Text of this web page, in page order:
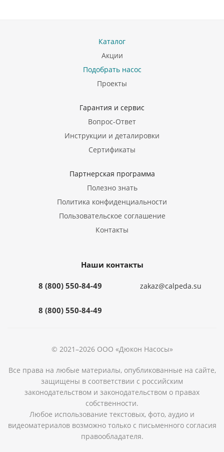
Каталог
Акции
Подобрать насос
Проекты
Гарантия и сервис
Вопрос-Ответ
Инструкции и деталировки
Сертификаты
Партнерская программа
Полезно знать
Политика конфиденциальности
Пользовательское соглашение
Контакты
Наши контакты
8 (800) 550-84-49
8 (800) 550-84-49
zakaz@calpeda.su
© 2021–2026 ООО «Дюкон Насосы»
Все права на любые материалы, опубликованные на сайте,
защищены в соответствии с российским
законодательством и законодательством о правах
собственности.
Любое использование текстовых, фото, аудио и
видеоматериалов возможно только с письменного согласия
правообладателя.